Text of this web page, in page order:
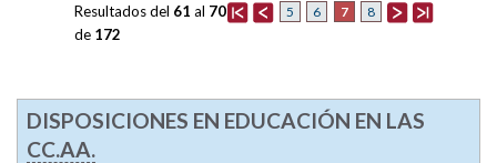
5 6 7 8
Resultados del 61 al 70
de 172
DISPOSICIONES EN EDUCACIÓN EN LAS
CC.AA.